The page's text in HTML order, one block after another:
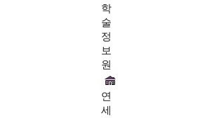
학
술
정
보
원
연
세